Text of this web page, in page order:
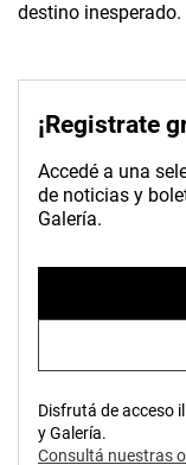
destino inesperado.
¡Registrate
Accedé a una
de noticias y
Galería.
Disfrutá de acceso
y Galería.
Consultá nuestras